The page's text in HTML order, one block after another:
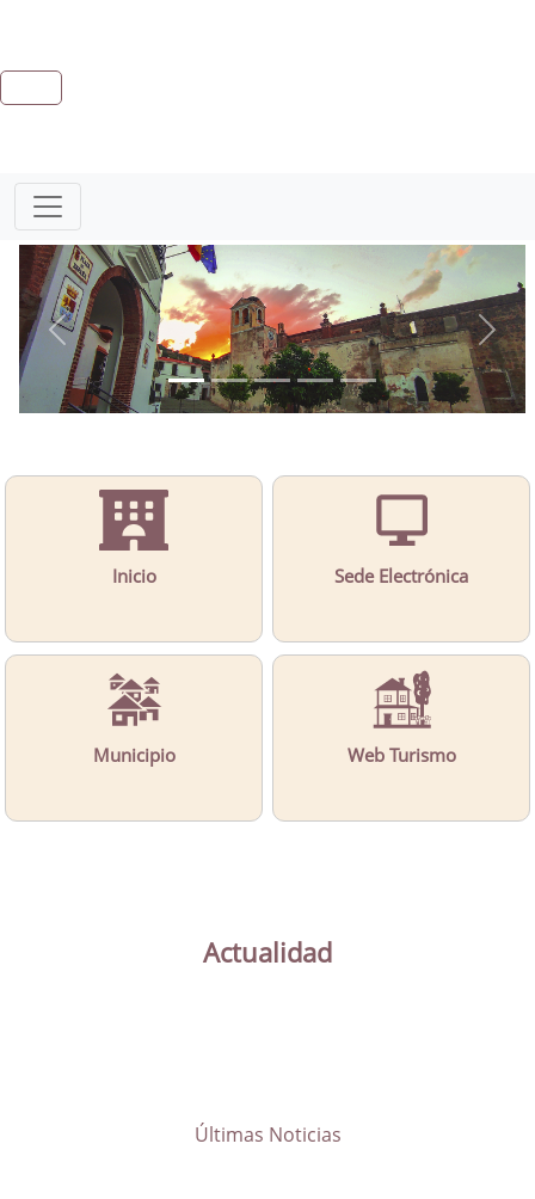
Inicio Sede Electrónica
Municipio Web Turismo
Actualidad
Últimas Noticias